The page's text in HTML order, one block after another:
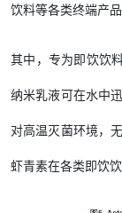
饮料等各类终端产品
其中，专为即饮饮
纳米乳液可在水中
对高温灭菌环境，
虾青素在各类即饮